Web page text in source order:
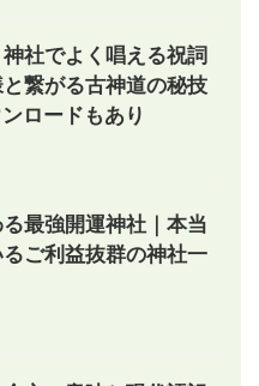
神社でよく唱える祝詞
繋がる古神道の秘技
ンロードもあり
最強開運神社｜本当
ご利益抜群の神社一